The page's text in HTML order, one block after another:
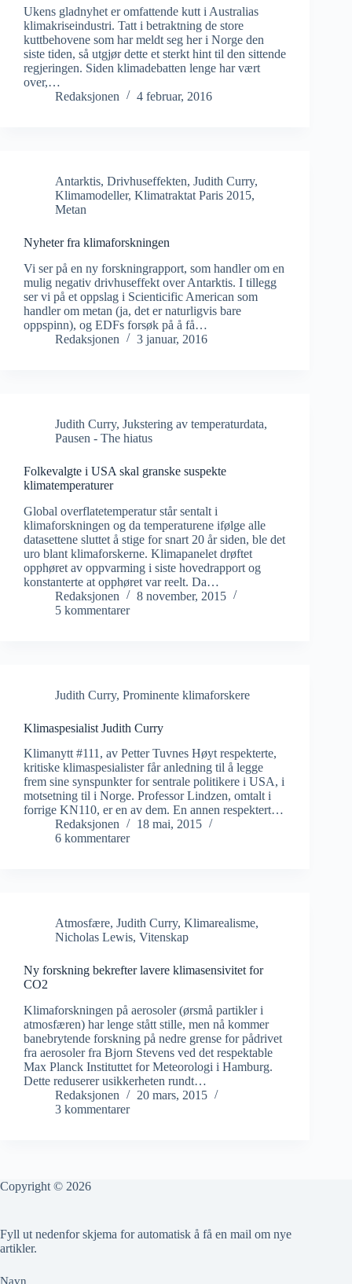
Ukens gladnyhet er omfattende kutt i Australias
klimakriseindustri. Tatt i betraktning de store
kuttbehovene som har meldt seg her i Norge den
siste tiden, så utgjør dette et sterkt hint til den sittende
regjeringen. Siden klimadebatten lenge har vært
over,…
Redaksjonen
4 februar, 2016
Antarktis, Drivhuseffekten, Judith Curry,
Klimamodeller, Klimatraktat Paris 2015,
Metan
Nyheter fra klimaforskningen
Vi ser på en ny forskningrapport, som handler om en
mulig negativ drivhuseffekt over Antarktis. I tillegg
ser vi på et oppslag i Scienticific American som
handler om metan (ja, det er naturligvis bare
oppspinn), og EDFs forsøk på å få…
Redaksjonen
3 januar, 2016
Judith Curry, Jukstering av temperaturdata,
Pausen - The hiatus
Folkevalgte i USA skal granske suspekte
klimatemperaturer
Global overflatetemperatur står sentalt i
klimaforskningen og da temperaturene ifølge alle
datasettene sluttet å stige for snart 20 år siden, ble det
uro blant klimaforskerne. Klimapanelet drøftet
opphøret av oppvarming i siste hovedrapport og
konstanterte at opphøret var reelt. Da…
Redaksjonen
8 november, 2015
5 kommentarer
Judith Curry, Prominente klimaforskere
Klimaspesialist Judith Curry
Klimanytt #111, av Petter Tuvnes Høyt respekterte,
kritiske klimaspesialister får anledning til å legge
frem sine synspunkter for sentrale politikere i USA, i
motsetning til i Norge. Professor Lindzen, omtalt i
forrige KN110, er en av dem. En annen respektert…
Redaksjonen
18 mai, 2015
6 kommentarer
Atmosfære, Judith Curry, Klimarealisme,
Nicholas Lewis, Vitenskap
Ny forskning bekrefter lavere klimasensivitet for
CO2
Klimaforskningen på aerosoler (ørsmå partikler i
atmosfæren) har lenge stått stille, men nå kommer
banebrytende forskning på nedre grense for pådrivet
fra aerosoler fra Bjorn Stevens ved det respektable
Max Planck Instituttet for Meteorologi i Hamburg.
Dette reduserer usikkerheten rundt…
Redaksjonen
20 mars, 2015
3 kommentarer
Copyright © 2026
Fyll ut nedenfor skjema for automatisk å få en mail om nye
artikler.
Navn